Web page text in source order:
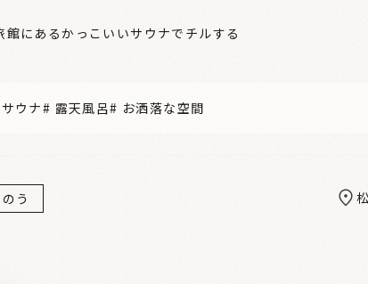
にあるかっこいいサウナでチルする
ウナ# 露天風呂# お洒落な空間
う